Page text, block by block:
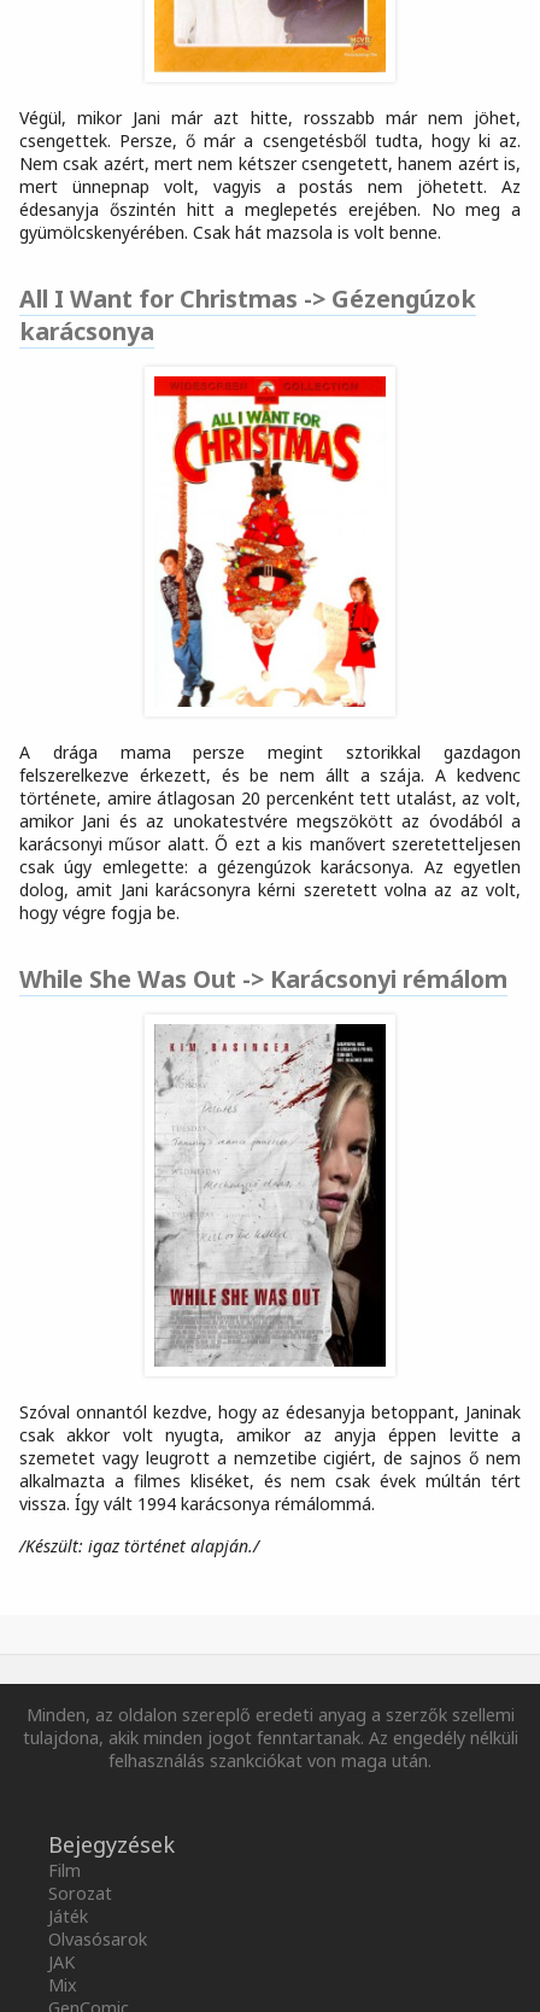
Végül, mikor Jani már azt hitte, rosszabb már nem jöhet,
csengettek. Persze, ő már a csengetésből tudta, hogy ki az.
Nem csak azért, mert nem kétszer csengetett, hanem azért is,
mert ünnepnap volt, vagyis a postás nem jöhetett. Az
édesanyja őszintén hitt a meglepetés erejében. No meg a
gyümölcskenyérében. Csak hát mazsola is volt benne.
All I Want for Christmas -> Gézengúzok
karácsonya
A drága mama persze megint sztorikkal gazdagon
felszerelkezve érkezett, és be nem állt a szája. A kedvenc
története, amire átlagosan 20 percenként tett utalást, az volt,
amikor Jani és az unokatestvére megszökött az óvodából a
karácsonyi műsor alatt. Ő ezt a kis manővert szeretetteljesen
csak úgy emlegette: a gézengúzok karácsonya. Az egyetlen
dolog, amit Jani karácsonyra kérni szeretett volna az az volt,
hogy végre fogja be.
While She Was Out -> Karácsonyi rémálom
Szóval onnantól kezdve, hogy az édesanyja betoppant, Janinak
csak akkor volt nyugta, amikor az anyja éppen levitte a
szemetet vagy leugrott a nemzetibe cigiért, de sajnos ő nem
alkalmazta a filmes kliséket, és nem csak évek múltán tért
vissza. Így vált 1994 karácsonya rémálommá.
/Készült: igaz történet alapján./
Minden, az oldalon szereplő eredeti anyag a szerzők szellemi
tulajdona, akik minden jogot fenntartanak. Az engedély nélküli
felhasználás szankciókat von maga után.
Bejegyzések
Film
Sorozat
Játék
Olvasósarok
JAK
Mix